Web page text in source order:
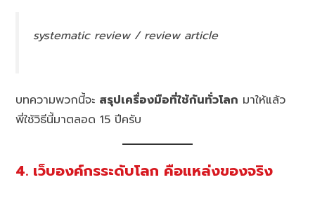
systematic review / review article
บทความพวกนี้จะ สรุปเครื่องมือที่ใช้กันทั่วโลก มาให้แล้ว
พี่ใช้วิธีนี้มาตลอด 15 ปีครับ
4. เว็บองค์กรระดับโลก คือแหล่งของจริง